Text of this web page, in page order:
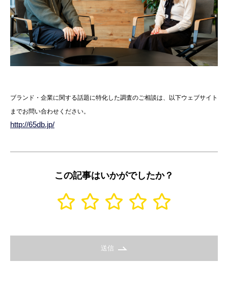
ブランド・企業に関する話題に特化した調査のご相談は、以下ウェブサイト
までお問い合わせください。
http://65db.jp/
この記事はいかがでしたか？
送信